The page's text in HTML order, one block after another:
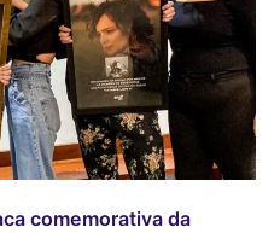
comemorativa da